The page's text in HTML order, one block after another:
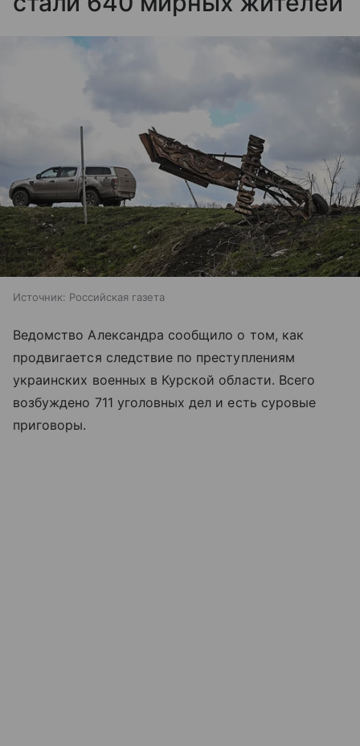
Источник: Российская газета
Ведомство Александра сообщило о том, как
продвигается следствие по преступлениям
украинских военных в Курской области. Всего
возбуждено 711 уголовных дел и есть суровые
приговоры.